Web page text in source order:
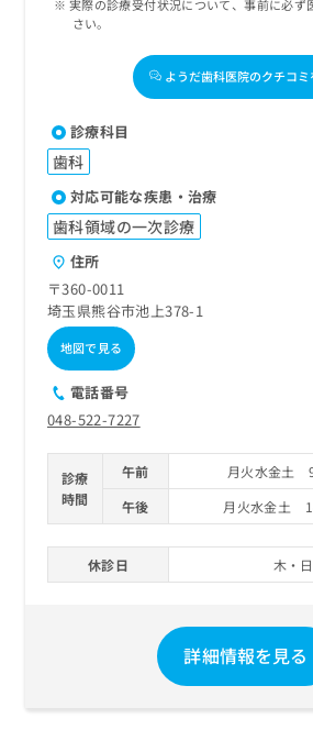
実際の診療受付状況について、事前に必ず
さい。
ようだ歯科医院のクチコミ
診療科目
歯科
対応可能な疾患・治療
歯科領域の一次診療
住所
〒360-0011
埼玉県熊谷市池上378-1
地図で見る
電話番号
048-522-7227
診療
時間
午前
月火水金土
午後
月火水金土
休診日 木・
詳細情報を見る